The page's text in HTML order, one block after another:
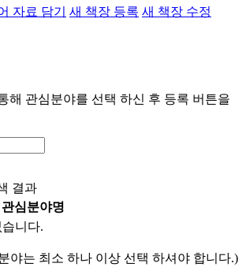
자료 담기 새 책장 등록 새 책장 수정
해 관심분야를 선택 하신 후 등록 버튼을
결과
관심분야명
니다.
야는 최소 하나 이상 선택 하셔야 합니다.)